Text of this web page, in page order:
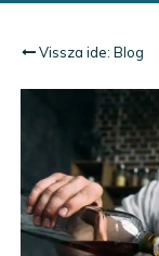
Vissza ide: Blog